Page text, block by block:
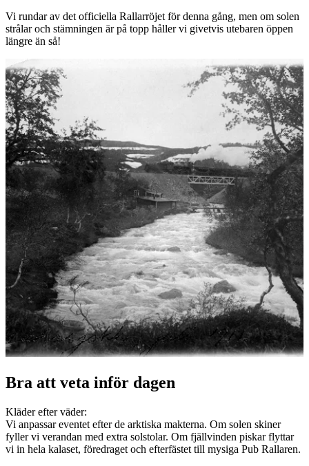
Vi rundar av det officiella Rallarröjet för denna gång, men om solen
strålar och stämningen är på topp håller vi givetvis utebaren öppen
längre än så!
Bra att veta inför dagen
Kläder efter väder:
Vi anpassar eventet efter de arktiska makterna. Om solen skiner
fyller vi verandan med extra solstolar. Om fjällvinden piskar flyttar
vi in hela kalaset, föredraget och efterfästet till mysiga Pub Rallaren.